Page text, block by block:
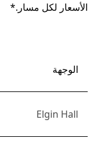
الأسعار لكل مسار.*
الوجهة
Elgin Hall